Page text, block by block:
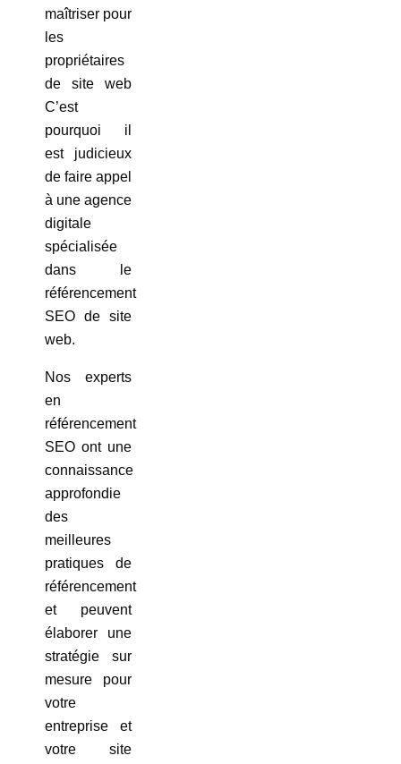
maîtriser pour
les
propriétaires
de site web
C’est
pourquoi il
est judicieux
de faire appel
à une agence
digitale
spécialisée
dans le
référencement
SEO de site
web.
Nos experts
en
référencement
SEO ont une
connaissance
approfondie
des
meilleures
pratiques de
référencement
et peuvent
élaborer une
stratégie sur
mesure pour
votre
entreprise et
votre site